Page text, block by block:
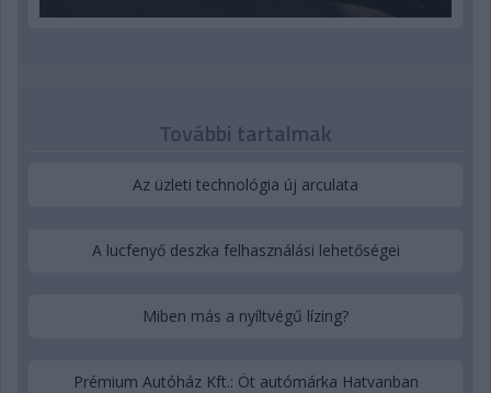
További tartalmak
Az üzleti technológia új arculata
A lucfenyő deszka felhasználási lehetőségei
Miben más a nyíltvégű lízing?
Prémium Autóház Kft.: Öt autómárka Hatvanban